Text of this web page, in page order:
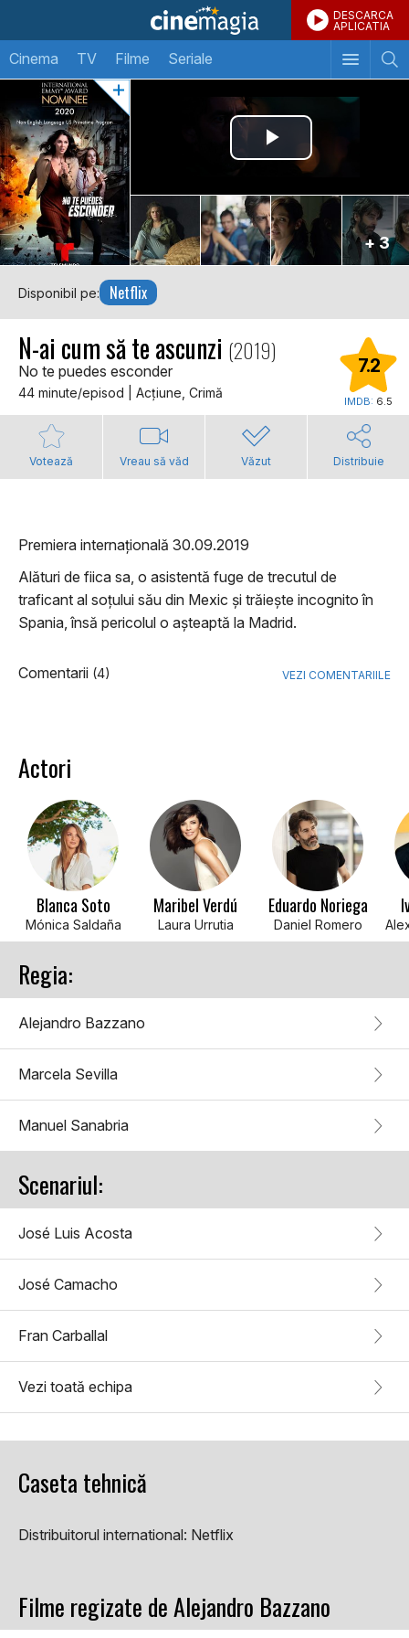
DESCARCA
APLICATIA
Cinema TV Filme Seriale
+ 3
Disponibil pe: Netflix
N-ai cum să te ascunzi (2019)
No te puedes esconder
44 minute/episod | Acţiune, Crimă
7.2
IMDB: 6.5
Votează Vreau să văd Văzut Distribuie
Premiera internațională 30.09.2019
Alături de fiica sa, o asistentă fuge de trecutul de
traficant al soțului său din Mexic și trăiește incognito în
Spania, însă pericolul o așteaptă la Madrid.
Comentarii (4) VEZI COMENTARIILE
Actori
Blanca Soto
Mónica Saldaña
Maribel Verdú
Laura Urrutia
Eduardo Noriega
Daniel Romero
Regia:
Alejandro Bazzano
Marcela Sevilla
Manuel Sanabria
Scenariul:
José Luis Acosta
José Camacho
Fran Carballal
Vezi toată echipa
Caseta tehnică
Distribuitorul international: Netflix
Filme regizate de Alejandro Bazzano